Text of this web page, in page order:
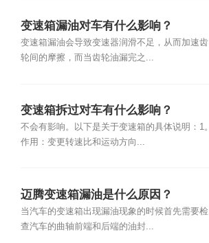
变速箱漏油对车有什么影响？
变速箱漏油会导致变速器润滑不足，从而加速齿
轮间的摩擦，而当齿轮油漏完之...
变速箱拆过对车有什么影响？
不会有影响。以下是关于变速箱的具体说明：1。
作用：变更转速比和运动方向...
迈腾变速箱漏油是什么原因？
当汽车的变速箱出现漏油现象的时候首先需要检
查汽车的曲轴前端和后端的油封...